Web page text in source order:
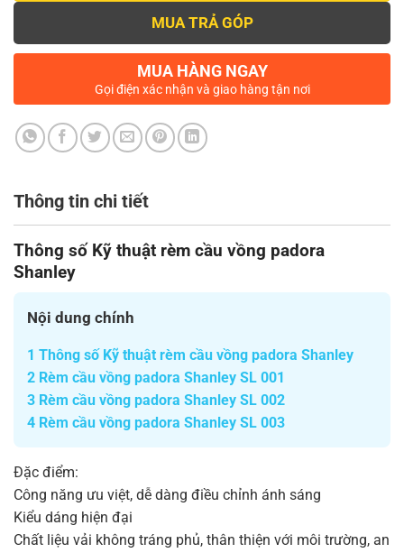
MUA TRẢ GÓP
MUA HÀNG NGAY
Gọi điện xác nhận và giao hàng tận nơi
Thông tin chi tiết
Thông số Kỹ thuật rèm cầu vồng padora
Shanley
Nội dung chính
1 Thông số Kỹ thuật rèm cầu vồng padora Shanley
2 Rèm cầu vồng padora Shanley SL 001
3 Rèm cầu vồng padora Shanley SL 002
4 Rèm cầu vồng padora Shanley SL 003
Đặc điểm:
Công năng ưu việt, dễ dàng điều chỉnh ánh sáng
Kiểu dáng hiện đại
Chất liệu vải không tráng phủ, thân thiện với môi trường, an